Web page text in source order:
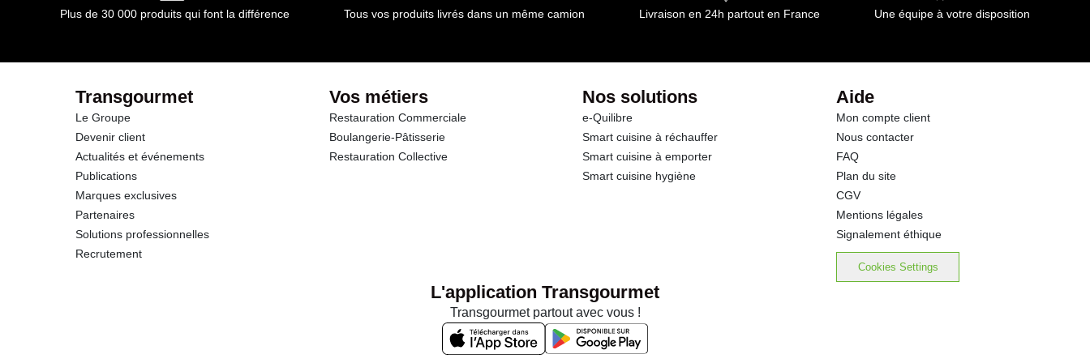
Plus de 30 000 produits qui font la différence Tous vos produits livrés dans un même camion Livraison en 24h partout en France Une équipe à votre disposition
Transgourmet
Le Groupe
Devenir client
Actualités et événements
Publications
Marques exclusives
Partenaires
Solutions professionnelles
Recrutement
Vos métiers
Restauration Commerciale
Boulangerie-Pâtisserie
Restauration Collective
Nos solutions
e-Quilibre
Smart cuisine à réchauffer
Smart cuisine à emporter
Smart cuisine hygiène
Aide
Mon compte client
Nous contacter
FAQ
Plan du site
CGV
Mentions légales
Signalement éthique
Cookies Settings
L'application Transgourmet
Transgourmet partout avec vous !